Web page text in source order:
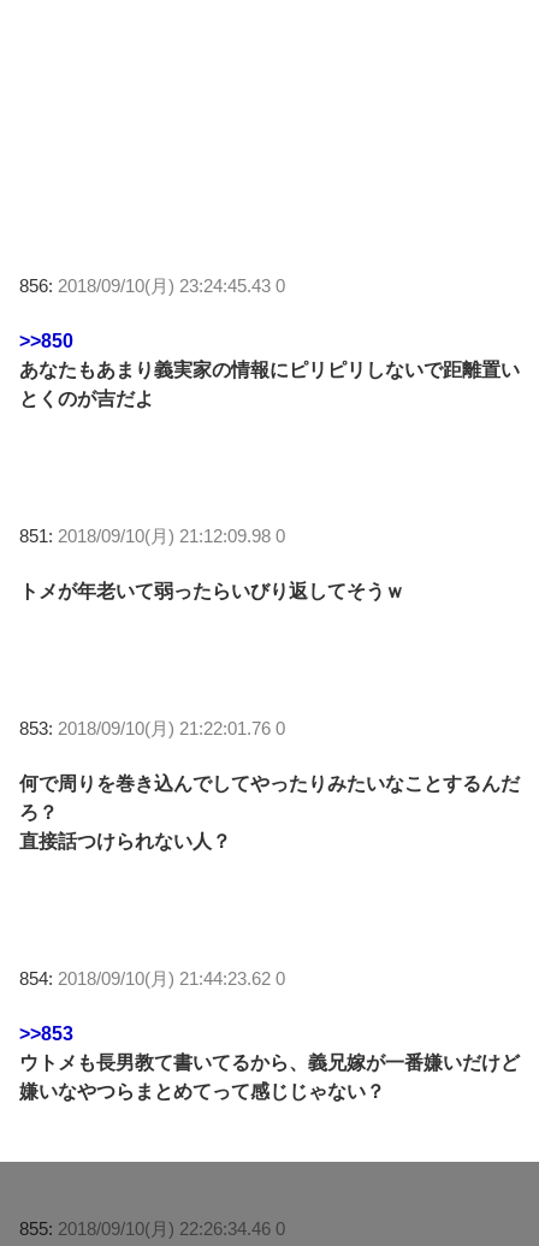
856: 2018/09/10(月) 23:24:45.43 0
>>850
あなたもあまり義実家の情報にピリピリしないで距離置い
とくのが吉だよ
851: 2018/09/10(月) 21:12:09.98 0
トメが年老いて弱ったらいびり返してそうｗ
853: 2018/09/10(月) 21:22:01.76 0
何で周りを巻き込んでしてやったりみたいなことするんだ
ろ？
直接話つけられない人？
854: 2018/09/10(月) 21:44:23.62 0
>>853
ウトメも長男教て書いてるから、義兄嫁が一番嫌いだけど
嫌いなやつらまとめてって感じじゃない？
855: 2018/09/10(月) 22:26:34.46 0